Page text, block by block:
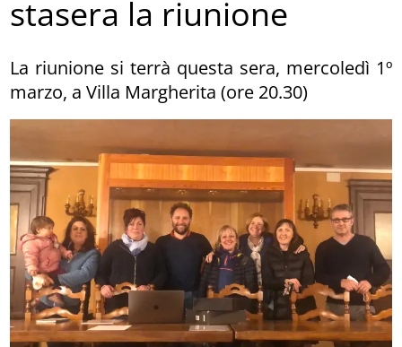
stasera la riunione
La riunione si terrà questa sera, mercoledì 1º
marzo, a Villa Margherita (ore 20.30)